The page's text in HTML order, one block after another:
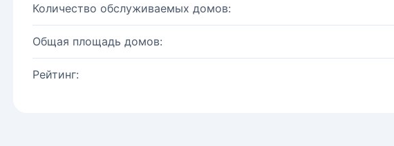
Количество обслуживаемых домов:
Общая площадь домов:
Рейтинг: